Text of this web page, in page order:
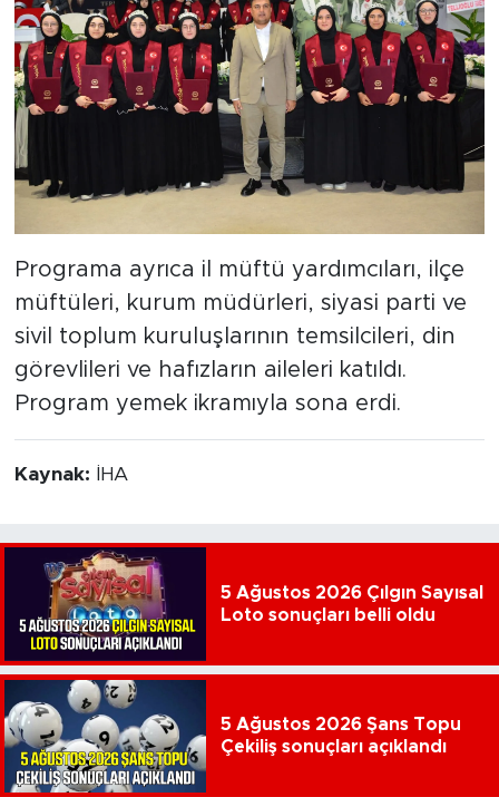
Programa ayrıca il müftü yardımcıları, ilçe
müftüleri, kurum müdürleri, siyasi parti ve
sivil toplum kuruluşlarının temsilcileri, din
görevlileri ve hafızların aileleri katıldı.
Program yemek ikramıyla sona erdi.
Kaynak: İHA
5 Ağustos 2026 Çılgın Sayısal
Loto sonuçları belli oldu
5 Ağustos 2026 Şans Topu
Çekiliş sonuçları açıklandı